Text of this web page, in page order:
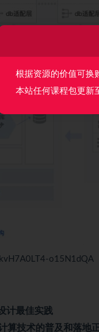
o15N1dQA
计最佳实践
算技术的普及和落地
根据资源的价值可换
本站任何课程包更新